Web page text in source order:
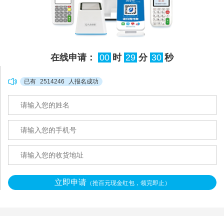
在线申请： 00 时 29 分 30 秒
已有 2514246 人报名成功
立即申请（抢百元现金红包，领完即止）